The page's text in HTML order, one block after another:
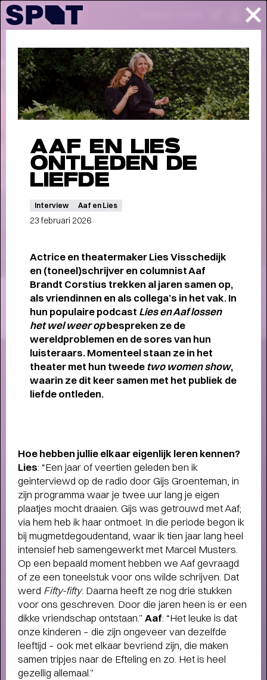
Stories
Meet the band Longread
MEET THE BAND:
MUMFORD & SONS
NIEUWS , INTERVIEWS
COLUMNS,KORTEEN
LANGE VERHALEN
AAF EN LIES
ONTLEDEN DE
LIEFDE
Interview Aaf en Lies
23 februari 2026
Actrice en theatermaker LiesVisschedijk
en (toneel)schrijveren columnist Aaf
Brandt Corstius trekken al jaren samen op,
alsvriendinnen en als collega’s in hetvak. In
hun populaire podcast Lies enAaf lossen
het wel weer opbespreken ze de
wereldproblemen en de soresvan hun
luisteraars. Momenteel staan ze in het
theater met hun tweedetwo women show,
waarin ze dit keersamen met het publiek de
liefdeontleden.
Hoe hebben jullie elkaar eigenlijk leren kennen?
Lies: “Een jaar of veertien geleden ben ik
geinterviewd op de radio door Gijs Groenteman, in
zijn programma waar je twee uur lang je eigen
plaatjes mocht draaien. Gijs was getrouwd met Aaf;
via hem heb ik haar ontmoet. In die periode begon ik
bij mugmetdegoudentand, waar ik tien jaar lang heel
intensief heb samengewerkt met Marcel Musters.
Op een bepaald moment hebben we Aaf gevraagd
of ze een toneelstuk voor ons wilde schrijven. Dat
werd Fifty-fifty. Daarna heeft ze nog drie stukken
voor ons geschreven. Door die jaren heen is er een
dikke vriendschap ontstaan.” Aaf: “Het leuke is dat
onze kinderen – die zijn ongeveer van dezelfde
leeftijd – ook met elkaar bevriend zijn, die maken
samen tripjes naar de Efteling en zo. Het is heel
gezellig allemaal.”